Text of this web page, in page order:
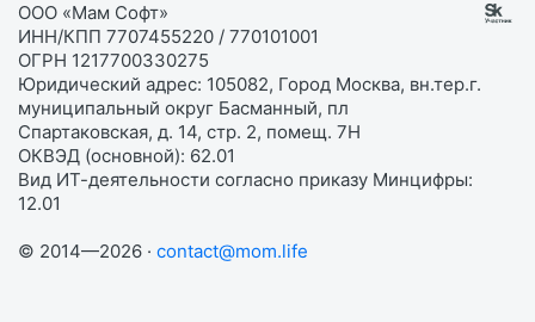
ООО «Мам Софт»
ИНН/КПП 7707455220 / 770101001
ОГРН 1217700330275
Юридический адрес: 105082, Город Москва, вн.тер.г.
муниципальный округ Басманный, пл
Спартаковская, д. 14, стр. 2, помещ. 7Н
ОКВЭД (основной): 62.01
Вид ИТ-деятельности согласно приказу Минцифры:
12.01
© 2014—2026 · contact@mom.life